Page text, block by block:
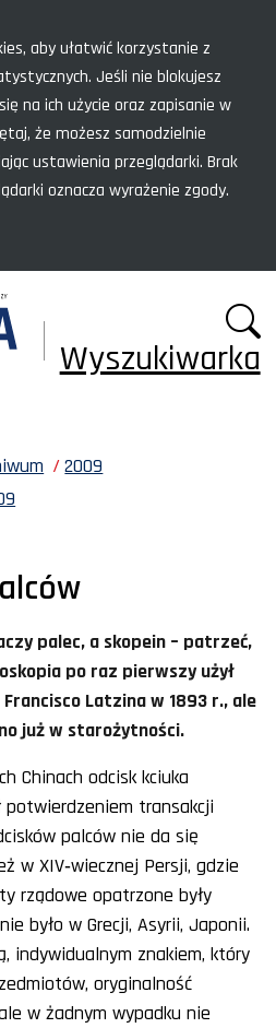
aby ułatwić korzystanie z
Jeśli nie blokujesz
na ich użycie oraz zapisanie w
że możesz samodzielnie
ustawienia przeglądarki. Brak
oznacza wyrażenie zgody.
Wyszukiwarka
2009
palec, a skopein – patrzeć,
po raz pierwszy użył
Latzina w 1893 r., ale
już w starożytności.
Chinach odcisk kciuka
transakcji
palców nie da się
w XIV‑wiecznej Persji, gdzie
rządowe opatrzone były
było w Grecji, Asyrii, Japonii.
indywidualnym znakiem, który
oryginalność
w żadnym wypadku nie